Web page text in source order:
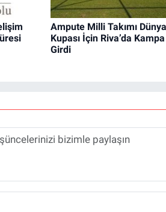
Ampute Milli Takımı Dünya
Kupası İçin Riva’da Kampa
Girdi